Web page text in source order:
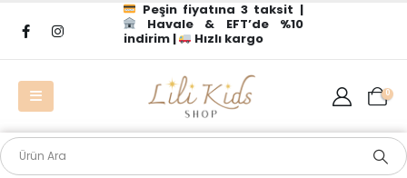
Peşin fiyatına 3 taksit |
Havale & EFT’de %10
indirim |
Hızlı kargo
0